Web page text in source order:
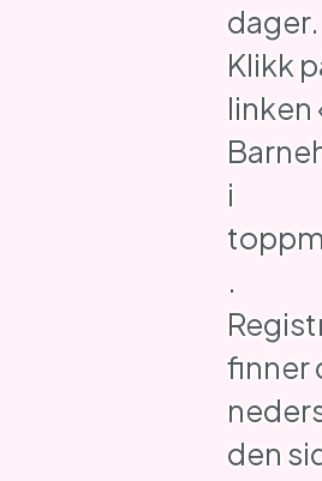
dager.
Klikk
linken
i
.
finner
den